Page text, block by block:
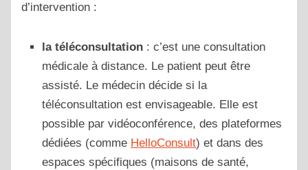
d’intervention :
la téléconsultation : c’est une consultation
médicale à distance. Le patient peut être
assisté. Le médecin décide si la
téléconsultation est envisageable. Elle est
possible par vidéoconférence, des plateformes
dédiées (comme HelloConsult) et dans des
espaces spécifiques (maisons de santé,